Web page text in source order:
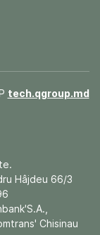
tech.qgroup.md
Hâjdeu 66/3
Chisinau